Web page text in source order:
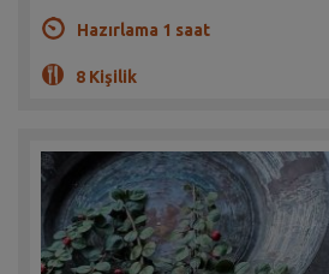
Hazırlama 1 saat
8 Kişilik